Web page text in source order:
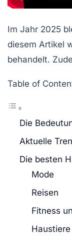
Im Jahr 2025
diesem Artikel
behandelt.
Table of
Die
Aktuelle
Die besten
Mode
Reisen
Fitness
Haustiere